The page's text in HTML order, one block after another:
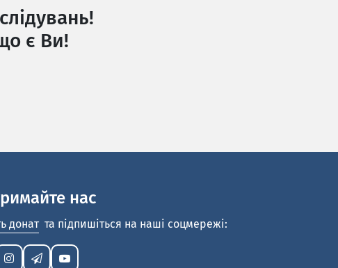
є Ви!
нас
донат та підпишіться на наші соцмережі: